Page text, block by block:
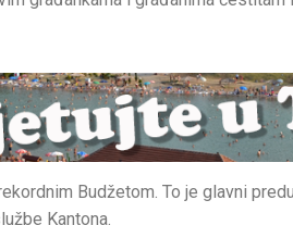
Budžetom. To je glavni
Kantona.